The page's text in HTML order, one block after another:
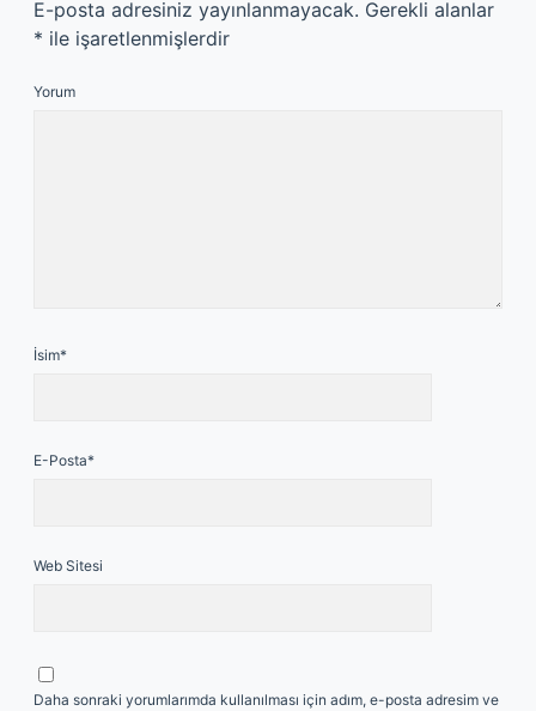
E-posta adresiniz yayınlanmayacak. Gerekli alanlar
* ile işaretlenmişlerdir
Yorum
İsim*
E-Posta*
Web Sitesi
Daha sonraki yorumlarımda kullanılması için adım, e-posta adresim ve